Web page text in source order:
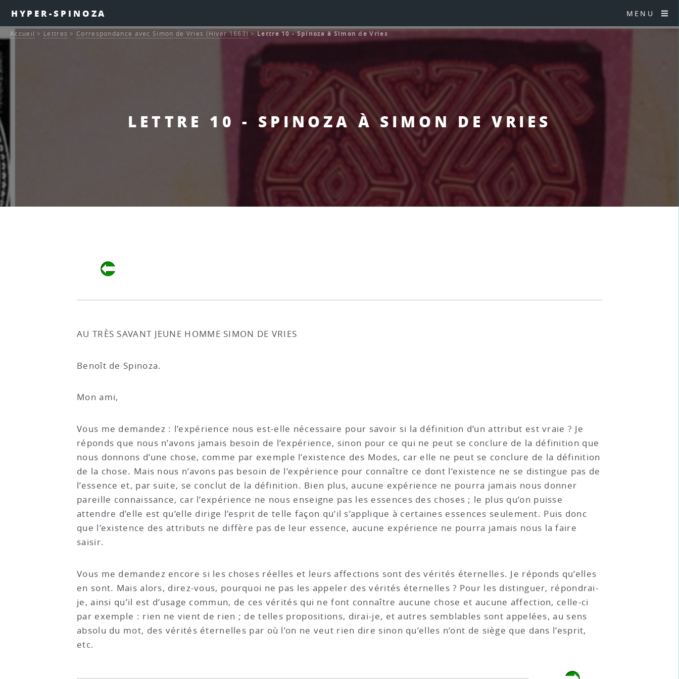
HYPER-SPINOZA MENU
LETTRE 10 - SPINOZA À SIMON DE VRIES
Accueil > Lettres > Correspondance avec Simon de Vries (Hiver 1663)>Lettre 10 - Spinoza à Simon de Vries
AU TRÈS SAVANT JEUNE HOMME SIMON DE VRIES
Benoît de Spinoza.
Mon ami,
Vous me demandez : l’expérience nous est-elle nécessaire pour savoir si la définition d’un attribut est vraie ? Je
réponds que nous n’avons jamais besoin de l’expérience, sinon pour ce qui ne peut se conclure de la définition que
nous donnons d’une chose, comme par exemple l’existence des Modes, car elle ne peut se conclure de la définition
de la chose. Mais nous n’avons pas besoin de l’expérience pour connaître ce dont l’existence ne se distingue pas de
l’essence et, par suite, se conclut de la définition. Bien plus, aucune expérience ne pourra jamais nous donner
pareille connaissance, car l’expérience ne nous enseigne pas les essences des choses ; le plus qu’on puisse
attendre d’elle est qu’elle dirige l’esprit de telle façon qu’il s’applique à certaines essences seulement. Puis donc
que l’existence des attributs ne diffère pas de leur essence, aucune expérience ne pourra jamais nous la faire
saisir.
Vous me demandez encore si les choses réelles et leurs affections sont des vérités éternelles. Je réponds qu’elles
en sont. Mais alors, direz-vous, pourquoi ne pas les appeler des vérités éternelles ? Pour les distinguer, répondrai-
je, ainsi qu’il est d’usage commun, de ces vérités qui ne font connaître aucune chose et aucune affection, celle-ci
par exemple : rien ne vient de rien ; de telles propositions, dirai-je, et autres semblables sont appelées, au sens
absolu du mot, des vérités éternelles par où l’on ne veut rien dire sinon qu’elles n’ont de siège que dans l’esprit,
etc.